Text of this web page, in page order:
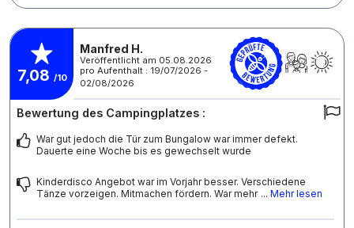
7,08 /10
Manfred H.
Veröffentlicht am 05.08.2026
pro Aufenthalt : 19/07/2026 -
02/08/2026
Bewertung des Campingplatzes :
War gut jedoch die Tür zum Bungalow war immer defekt.
Dauerte eine Woche bis es gewechselt wurde
Kinderdisco Angebot war im Vorjahr besser. Verschiedene
Tänze vorzeigen. Mitmachen fördern. War mehr ... Mehr lesen